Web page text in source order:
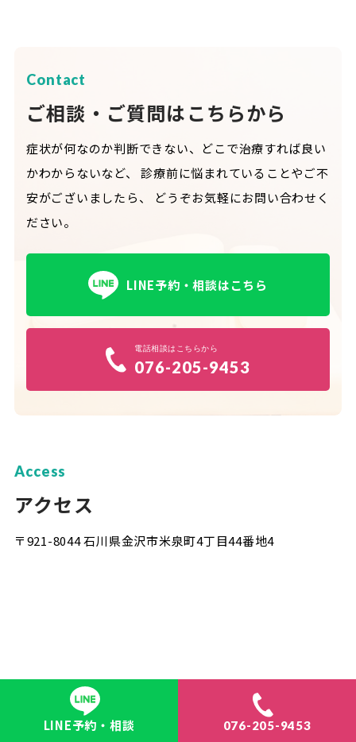
Contact
ご相談・ご質問はこちらから
症状が何なのか判断できない、どこで治療すれば良い
かわからないなど、
診療前に悩まれていることやご不
安がございましたら、
どうぞお気軽にお問い合わせく
ださい。
LINE予約・相談はこちら
電話相談はこちらから
076-205-9453
Access
アクセス
〒921-8044 石川県金沢市米泉町4丁目44番地4
LINE予約・相談 076-205-9453